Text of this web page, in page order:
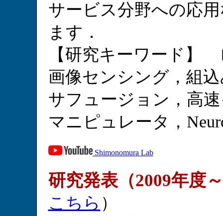
サービス分野への応
ます．
【研究キーワード】
画像センシング，組
サフュージョン，高
マニピュレータ，
Shimonomura Lab
研究発表（2009年度
こちら ）